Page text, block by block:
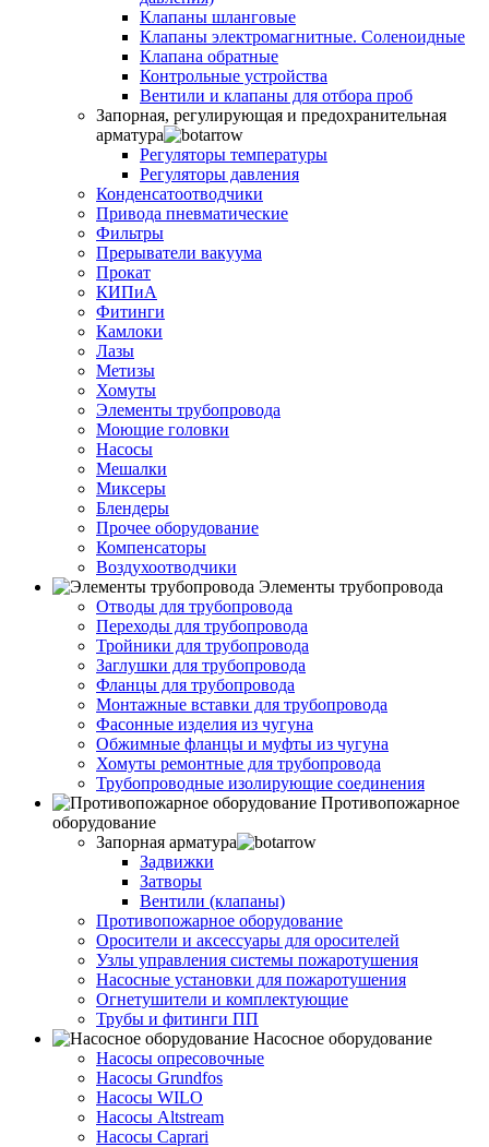
Клапаны шланговые
Клапаны электромагнитные. Соленоидные
Клапана обратные
Контрольные устройства
Вентили и клапаны для отбора проб
Запорная, регулирующая и предохранительная
арматура
Регуляторы температуры
Регуляторы давления
Конденсатоотводчики
Привода пневматические
Фильтры
Прерыватели вакуума
Прокат
КИПиА
Фитинги
Камлоки
Лазы
Метизы
Хомуты
Элементы трубопровода
Моющие головки
Насосы
Мешалки
Миксеры
Блендеры
Прочее оборудование
Компенсаторы
Воздухоотводчики
Элементы трубопровода
Отводы для трубопровода
Переходы для трубопровода
Тройники для трубопровода
Заглушки для трубопровода
Фланцы для трубопровода
Монтажные вставки для трубопровода
Фасонные изделия из чугуна
Обжимные фланцы и муфты из чугуна
Хомуты ремонтные для трубопровода
Трубопроводные изолирующие соединения
Противопожарное
оборудование
Запорная арматура
Задвижки
Затворы
Вентили (клапаны)
Противопожарное оборудование
Оросители и аксессуары для оросителей
Узлы управления системы пожаротушения
Насосные установки для пожаротушения
Огнетушители и комплектующие
Трубы и фитинги ПП
Насосное оборудование
Насосы опресовочные
Насосы Grundfos
Насосы WILO
Насосы Altstream
Насосы Caprari